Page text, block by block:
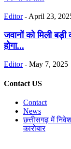
Editor - April 23,
जवानों को मिली
होगा...
Editor - May 7, 2025
Contact US
Contact
News
छत्तीसगढ़ में
कारोबार